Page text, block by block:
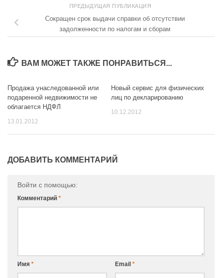
ПРЕДЫДУЩАЯ ПУБЛИКАЦИЯ
Сокращен срок выдачи справки об отсутствии
задолженности по налогам и сборам
ВАМ МОЖЕТ ТАКЖЕ ПОНРАВИТЬСЯ...
Продажа унаследованной или
подаренной недвижимости не
облагается НДФЛ
13.01.2012
Новый сервис для физических
лиц по декларированию
10.12.2012
ДОБАВИТЬ КОММЕНТАРИЙ
Войти с помощью:
Комментарий *
Имя * Email *